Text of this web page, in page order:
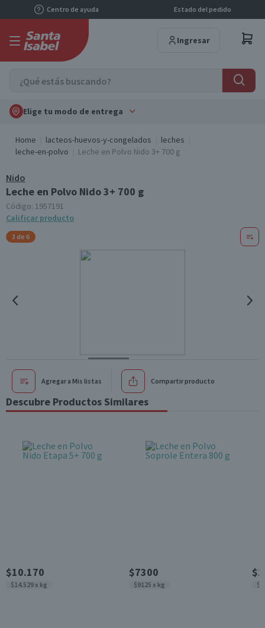
Centro de ayuda Estado del pedido
Ingresar
Elige tu modo de entrega
Home lacteos-huevos-y-congelados
leches
leche-en-polvo
Leche en Polvo Nido 3+ 700 g
Nido
Leche en Polvo Nido 3+ 700 g
Código: 1957191
Calificar producto
3 de 6
Agregar a Mis listas Compartir producto
Descubre Productos Similares
$10.170
$14.529 x kg
$7300
$9125 x kg